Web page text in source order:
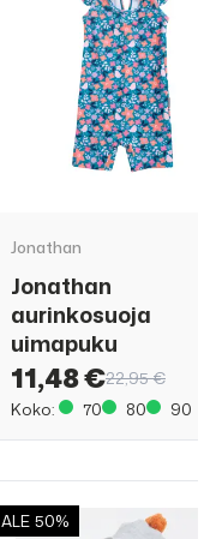
Jonathan
Jonathan
aurinkosuoja
uimapuku
11,48 €22,95 €
Koko:
70 80 90
ALE 50%